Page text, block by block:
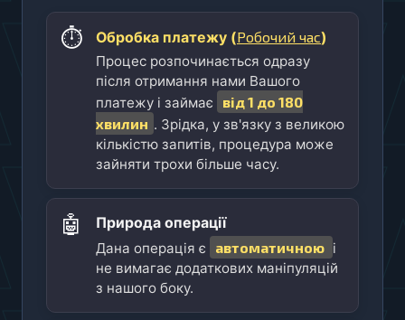
⏱️ Обробка платежу (Робочий час)
Процес розпочинається одразу
після отримання нами Вашого
платежу і займає
від 1 до 180
хвилин . Зрідка, у зв'язку з великою
кількістю запитів, процедура може
зайняти трохи більше часу.
🤖
Природа операції
Дана операція є
автоматичною і
не вимагає додаткових маніпуляцій
з нашого боку.